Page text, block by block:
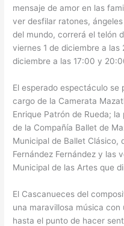
mensaje de amor en las
ver desfilar ratones,
del mundo, correrá el telón
viernes 1 de diciembre a
diciembre a las 17:00 y
El esperado espectáculo
cargo de la Camerata
Enrique Patrón de Rueda;
de la Compañía Ballet de
Municipal de Ballet Clásico,
Fernández Fernández y las
Municipal de las Artes que
El Cascanueces del
una maravillosa música
hasta el punto de hacer